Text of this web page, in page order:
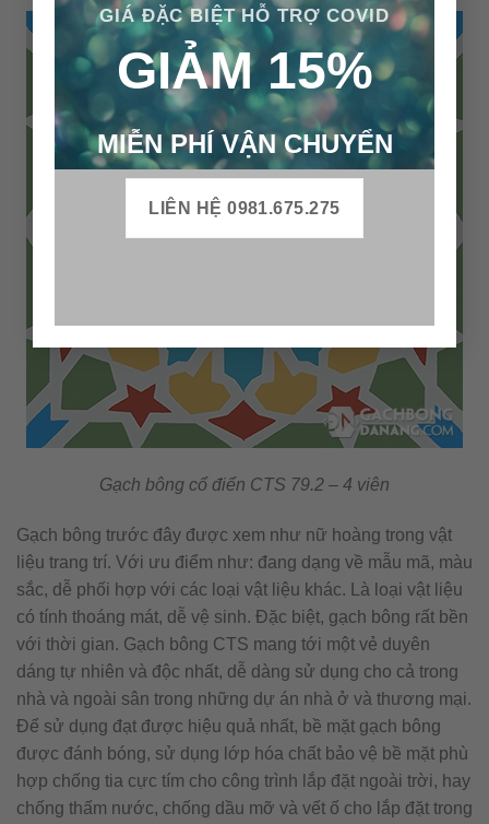
GIÁ ĐẶC BIỆT HỖ TRỢ COVID
GIẢM 15%
MIỄN PHÍ VẬN CHUYỂN
LIÊN HỆ 0981.675.275
Gạch bông cổ điển CTS 79.2 – 4 viên
Gạch bông trước đây được xem như nữ hoàng trong vật
liệu trang trí. Với ưu điểm như: đang dạng về mẫu mã, màu
sắc, dễ phối hợp với các loại vật liệu khác. Là loại vật liệu
có tính thoáng mát, dễ vệ sinh. Đặc biệt, gạch bông rất bền
với thời gian. Gạch bông CTS mang tới một vẻ duyên
dáng tự nhiên và độc nhất, dễ dàng sử dụng cho cả trong
nhà và ngoài sân trong những dự án nhà ở và thương mại.
Để sử dụng đạt được hiệu quả nhất, bề mặt gạch bông
được đánh bóng, sử dụng lớp hóa chất bảo vệ bề mặt phù
hợp chống tia cực tím cho công trình lắp đặt ngoài trời, hay
chống thấm nước, chống dầu mỡ và vết ố cho lắp đặt trong